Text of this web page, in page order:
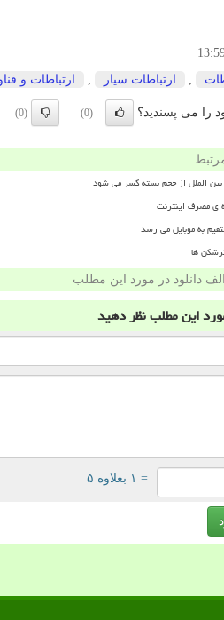
ارتباطات سیار ارتباطات و
را می پسندید؟ (0)
(0)
بین الملل از حجم بسته کسر می شود
ی مصرف اینترنت
به موبایل می رسد
ها
دانلود در مورد این مطلب
این مطلبنظر دهید
= ۱ بعلاوه ۵